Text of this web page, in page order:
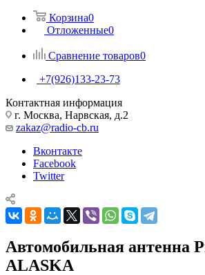
Корзина0
Отложенные0
Сравнение товаров0
+7(926)133-23-73
Контактная информация
г. Москва, Нарвская, д.2
zakaz@radio-cb.ru
Вконтакте
Facebook
Twitter
Автомобильная антенна
ALASKA